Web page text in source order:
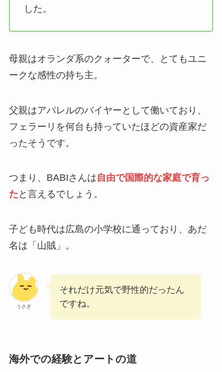
した。
母親はオランダ系のクォーターで、とてもユニ
ークな感性の持ち主。
父親はアパレルのバイヤーとして働いており、
フェラーリを何台も持っていたほどの資産家だ
ったそうです。
つまり、BABIさんは自由で国際的な家庭で育っ
たと言えるでしょう。
子ども時代は広島の小学校に通っており、あだ
名は「山賊」。
うさぎ
それだけ元気で野性的だったん
ですね。
海外での経験とアートの道